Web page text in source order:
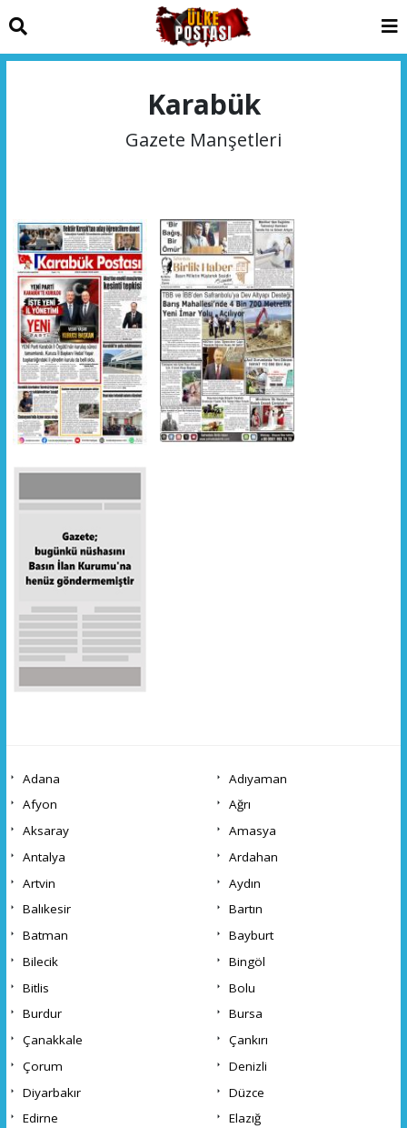
Karabük
Gazete Manşetleri
Adana
Adıyaman
Afyon
Ağrı
Aksaray
Amasya
Antalya
Ardahan
Artvin
Aydın
Balıkesir
Bartın
Batman
Bayburt
Bilecik
Bingöl
Bitlis
Bolu
Burdur
Bursa
Çanakkale
Çankırı
Çorum
Denizli
Diyarbakır
Düzce
Edirne
Elazığ